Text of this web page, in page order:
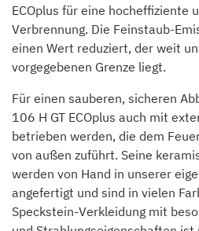
ECOplus für eine hocheffiziente
Verbrennung. Die Feinstaub-
einen Wert reduziert, der weit
vorgegebenen Grenze liegt.
Für einen sauberen, sicheren
106 H GT ECOplus auch mit
betrieben werden, die dem
von außen zuführt. Seine
werden von Hand in unserer
angefertigt und sind in vielen
Speckstein-Verkleidung mit